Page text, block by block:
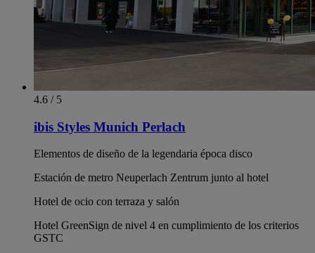
4.6 / 5
ibis Styles Munich Perlach
Elementos de diseño de la legendaria época disco
Estación de metro Neuperlach Zentrum junto al hotel
Hotel de ocio con terraza y salón
Hotel GreenSign de nivel 4 en cumplimiento de los criterios
GSTC